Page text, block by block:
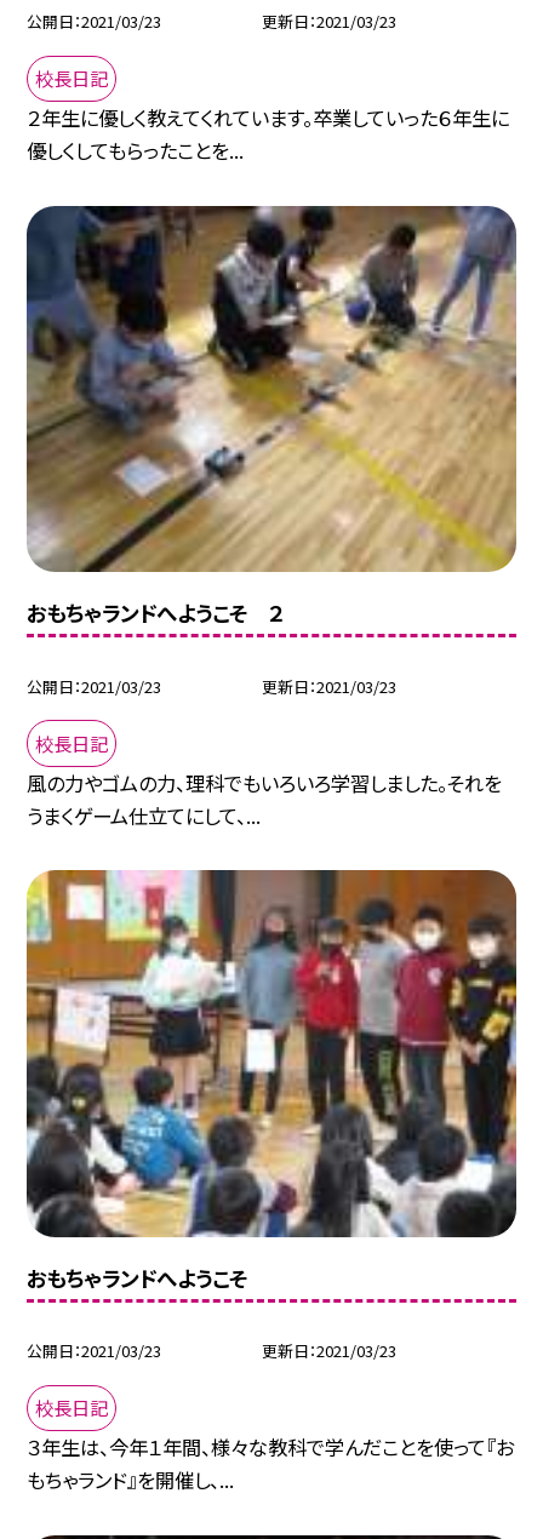
公開日 2021/03/23 更新日 2021/03/23
校長日記
２年生に優しく教えてくれています。卒業していった６年生に
優しくしてもらったことを...
おもちゃランドへようこそ ２
公開日 2021/03/23 更新日 2021/03/23
校長日記
風の力やゴムの力、理科でもいろいろ学習しました。それを
うまくゲーム仕立てにして、...
おもちゃランドへようこそ
公開日 2021/03/23 更新日 2021/03/23
校長日記
３年生は、今年１年間、様々な教科で学んだことを使って『お
もちゃランド』を開催し、...